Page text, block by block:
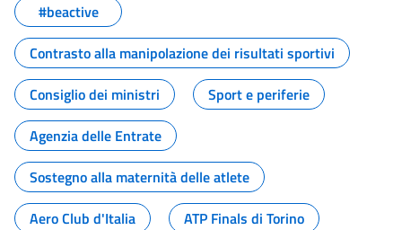
#beactive
Contrasto alla manipolazione dei risultati sportivi
Consiglio dei ministri
Sport e periferie
Agenzia delle Entrate
Sostegno alla maternità delle atlete
Aero Club d'Italia
ATP Finals di Torino